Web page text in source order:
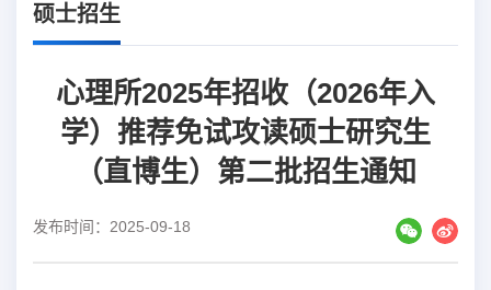
硕士招生
心理所2025年招收（2026年入
学）推荐免试攻读硕士研究生
（直博生）第二批招生通知
发布时间：2025-09-18